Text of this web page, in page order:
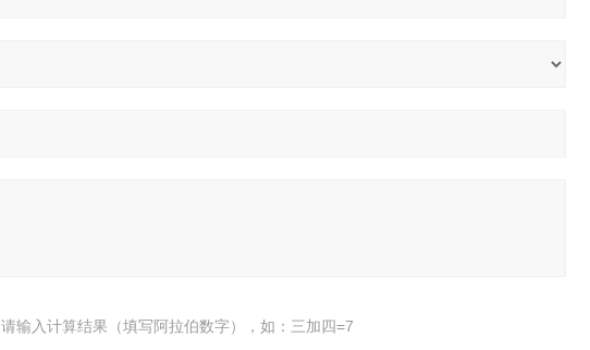
请输入计算结果（填写阿拉伯数字），如：三加四=7